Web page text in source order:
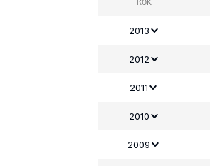
2013
2012
2011
2010
2009